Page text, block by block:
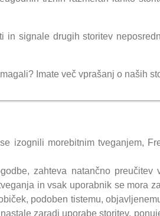
signale drugih storitev
Imate več vprašanj o naših
izognili morebitnim tveganjem,
zahteva natančno preučitev
in vsak uporabnik se mora
podoben tistemu,
zaradi uporabe storitev,